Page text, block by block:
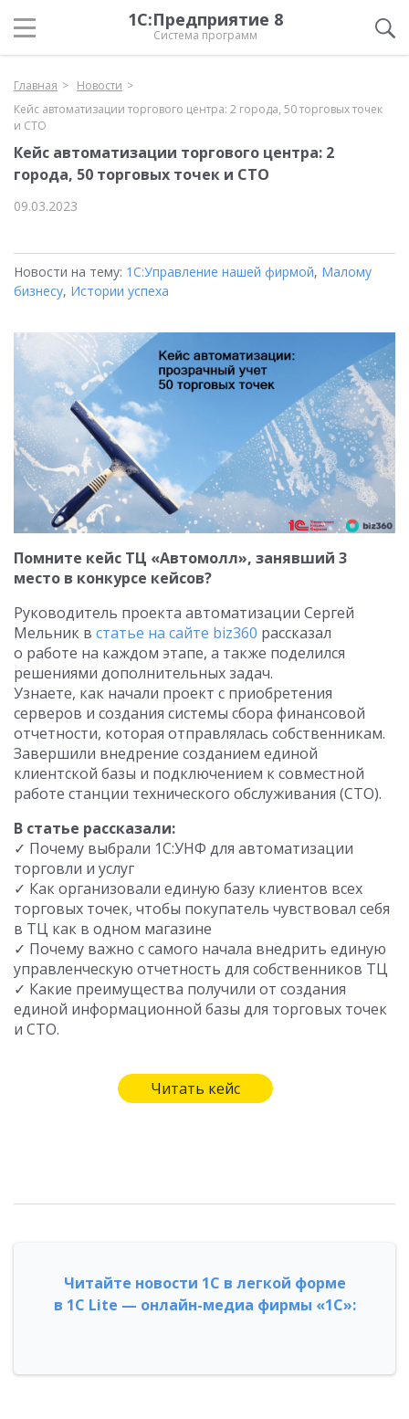
1С:Предприятие 8
Система программ
Главная
Новости
Кейс автоматизации торгового центра: 2 города, 50 торговых точек
и СТО
Кейс автоматизации торгового центра: 2
города, 50 торговых точек и СТО
09.03.2023
Новости на тему: 1С:Управление нашей фирмой, Малому
бизнесу, Истории успеха
Помните кейс ТЦ «Автомолл», занявший 3
место в конкурсе кейсов?
Руководитель проекта автоматизации Сергей
Мельник в статье на сайте biz360 рассказал
о работе на каждом этапе, а также поделился
решениями дополнительных задач.
Узнаете, как начали проект с приобретения
серверов и создания системы сбора финансовой
отчетности, которая отправлялась собственникам.
Завершили внедрение созданием единой
клиентской базы и подключением к совместной
работе станции технического обслуживания (СТО).
В статье рассказали:
✓ Почему выбрали 1С:УНФ для автоматизации
торговли и услуг
✓ Как организовали единую базу клиентов всех
торговых точек, чтобы покупатель чувствовал себя
в ТЦ как в одном магазине
✓ Почему важно с самого начала внедрить единую
управленческую отчетность для собственников ТЦ
✓ Какие преимущества получили от создания
единой информационной базы для торговых точек
и СТО.
Читать кейс
Читайте новости 1С в легкой форме
в 1С Lite — онлайн-медиа фирмы «1С»: